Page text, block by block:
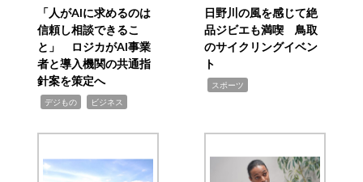
「人がAIに求めるのは
信頼し相談できるこ
と」 ロジカがAI事業
者と導入機関の共通指
針案を策定へ
デジもの ビジネス
日野川の風を感じて絶
品ジビエも満喫 鳥取
のサイクリングイベン
ト
スポーツ